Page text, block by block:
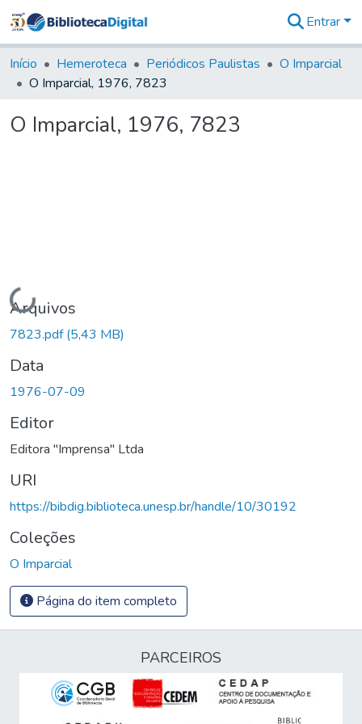
&
Coleções
Tudo na
Digital
Entrar
Início Hemeroteca Periódicos Paulistas
O Imparcial
O Imparcial, 1976, 7823
O Imparcial, 1976, 7823
Carregando...
Arquivos
7823.pdf(5,43 MB)
Data
1976-07-09
Editor
Editora "Imprensa" Ltda
URI
https://bibdig.biblioteca.unesp.br/handle/10/30192
Coleções
O Imparcial
Página do item completo
PARCEIROS